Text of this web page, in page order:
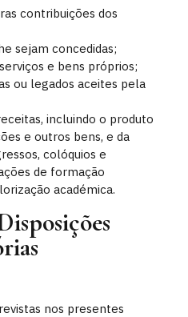
contribuições dos
sejam concedidas;
e bens próprios;
ou legados aceites pela
incluindo o produto
e outros bens, e da
colóquios e
de formação
académica.
nos presentes